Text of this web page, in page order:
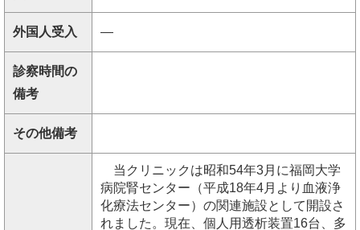
外国人受入 ―
診察時間の
備考
その他備考
当クリニックは昭和54年3月に福岡大学
病院腎センター（平成18年4月より血液浄
化療法センター）の関連施設として開設さ
れました。現在、個人用透析装置16台、多